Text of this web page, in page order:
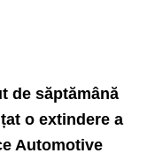
de săptămână
o extindere a
Automotive